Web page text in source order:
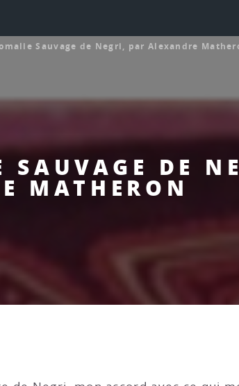
SAUVAGE DE
MATHERON
Sauvage de Negri, par Alexandre